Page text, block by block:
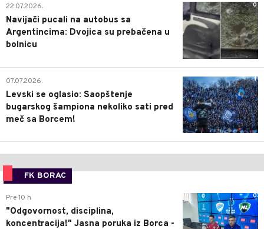
0
22.07.2026.
Navijači pucali na autobus sa
Argentincima: Dvojica su prebačena u
bolnicu
1
07.07.2026.
Levski se oglasio: Saopštenje
bugarskog šampiona nekoliko sati pred
meč sa Borcem!
FK BORAC
0
Pre 10 h
"Odgovornost, disciplina,
koncentracija!" Jasna poruka iz Borca -